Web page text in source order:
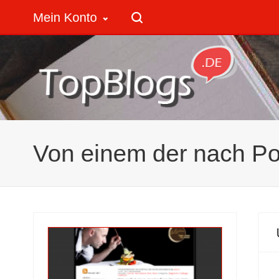
Mein Konto
Von einem der nach